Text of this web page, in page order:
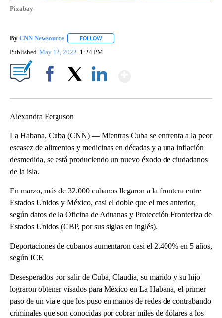
Pixabay
By CNN Newsource FOLLOW
Published May 12, 2022 1:24 PM
Alexandra Ferguson
La Habana, Cuba (CNN) — Mientras Cuba se enfrenta a la peor
escasez de alimentos y medicinas en décadas y a una inflación
desmedida, se está produciendo un nuevo éxodo de ciudadanos
de la isla.
En marzo, más de 32.000 cubanos llegaron a la frontera entre
Estados Unidos y México, casi el doble que el mes anterior,
según datos de la Oficina de Aduanas y Protección Fronteriza de
Estados Unidos (CBP, por sus siglas en inglés).
Deportaciones de cubanos aumentaron casi el 2.400% en 5 años,
según ICE
Desesperados por salir de Cuba, Claudia, su marido y su hijo
lograron obtener visados para México en La Habana, el primer
paso de un viaje que los puso en manos de redes de contrabando
criminales que son conocidas por cobrar miles de dólares a los